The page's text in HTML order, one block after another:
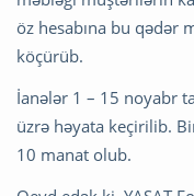
öz hesabına bu qədər
köçürüb.
İanələr 1 – 15 noyabr
üzrə həyata keçirilib.
10 manat olub.